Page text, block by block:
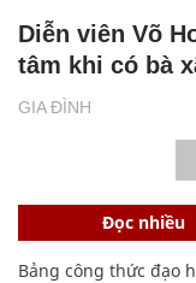
GIA ĐÌNH
Diễn viên Võ
tâm khi có bà
Đọc nhiều
Bảng công thức đạo